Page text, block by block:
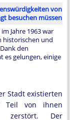
von
besuchen müssen
Jahre 1963 war
historischen und
den
es gelungen, einige
Stadt existierten
Teil von ihnen
zerstört. Der